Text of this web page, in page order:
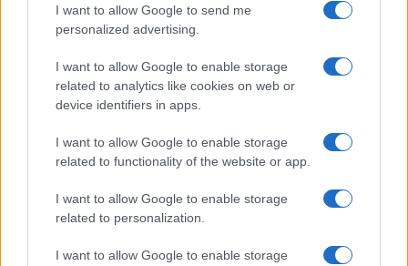
I want to allow Google to send me
personalized advertising.
I want to allow Google to enable storage
related to analytics like cookies on web or
device identifiers in apps.
I want to allow Google to enable storage
related to functionality of the website or app.
I want to allow Google to enable storage
related to personalization.
I want to allow Google to enable storage
19.01.17. 11:32
Saznaj više